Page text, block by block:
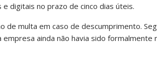
digitais no prazo de cinco dias úteis.
de multa em caso de descumprimento.
ainda não havia sido formalmente